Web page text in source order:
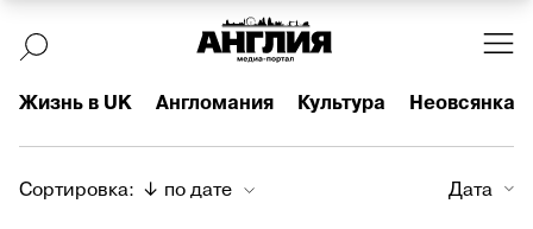
Жизнь в UK Англомания Культура Неовсянка
Дата
Сортировка: ↓ по дате